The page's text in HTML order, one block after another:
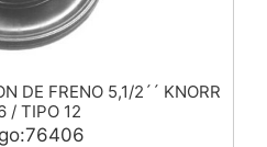
DE FRENO 5,1/2´´ KNORR
/ TIPO 12